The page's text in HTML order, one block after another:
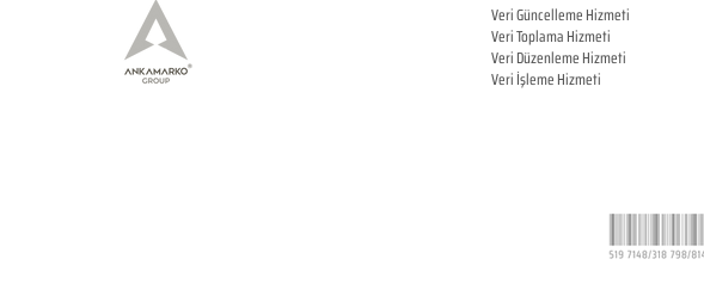
Veri Güncelleme Hizmeti
Veri Toplama Hizmeti
Veri Düzenleme Hizmeti
Veri İşleme Hizmeti